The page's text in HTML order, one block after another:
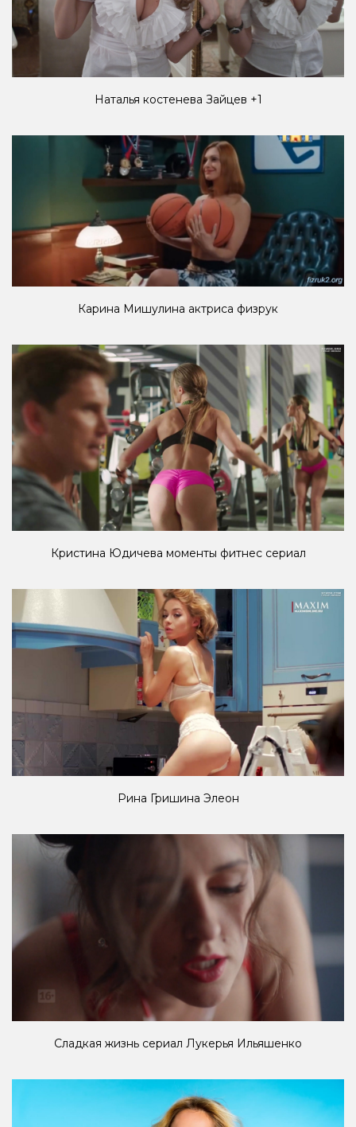
Наталья костенева Зайцев +1
Карина Мишулина актриса физрук
Кристина Юдичева моменты фитнес сериал
Рина Гришина Элеон
Сладкая жизнь сериал Лукерья Ильяшенко